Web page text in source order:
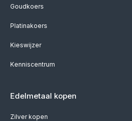
Goudkoers
Platinakoers
Kieswijzer
Kenniscentrum
Edelmetaal kopen
Zilver kopen